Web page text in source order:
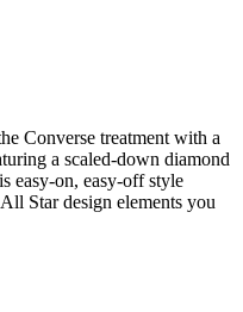
Converse treatment with a
a scaled-down diamond
easy-on, easy-off style
Star design elements you